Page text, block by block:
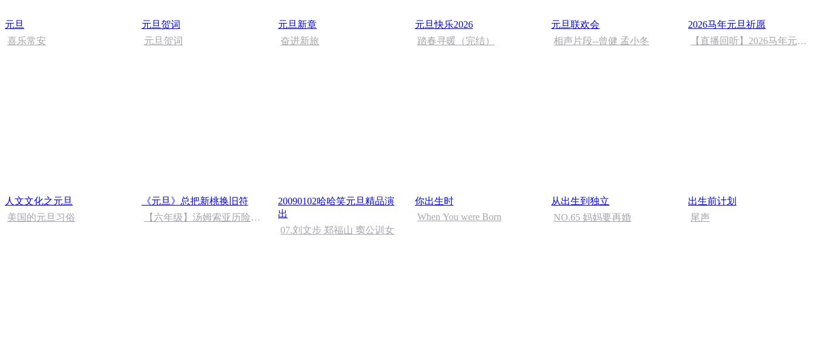
元旦
喜乐常安
元旦贺词
元旦贺词
元旦新章
奋进新旅
元旦快乐2026
踏春寻暖（完结）
元旦联欢会
相声片段--曾健 孟小冬
2026马年元旦祈愿
【直播回听】2026马年元旦
人文文化之元旦
美国的元旦习俗
《元旦》总把新桃换旧符
【六年级】汤姆索亚历险记
20090102哈哈笑元旦精品演
出
07.刘文步 郑福山 窦公训女
你出生时
When You were Born
从出生到独立
NO.65 妈妈要再婚
出生前计划
尾声